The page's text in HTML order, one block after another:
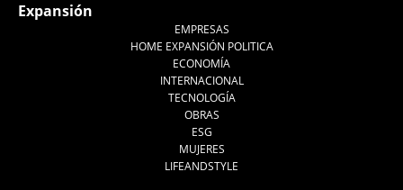
Expansión
EMPRESAS
HOME EXPANSIÓN POLITICA
ECONOMÍA
INTERNACIONAL
TECNOLOGÍA
OBRAS
ESG
MUJERES
LIFEANDSTYLE